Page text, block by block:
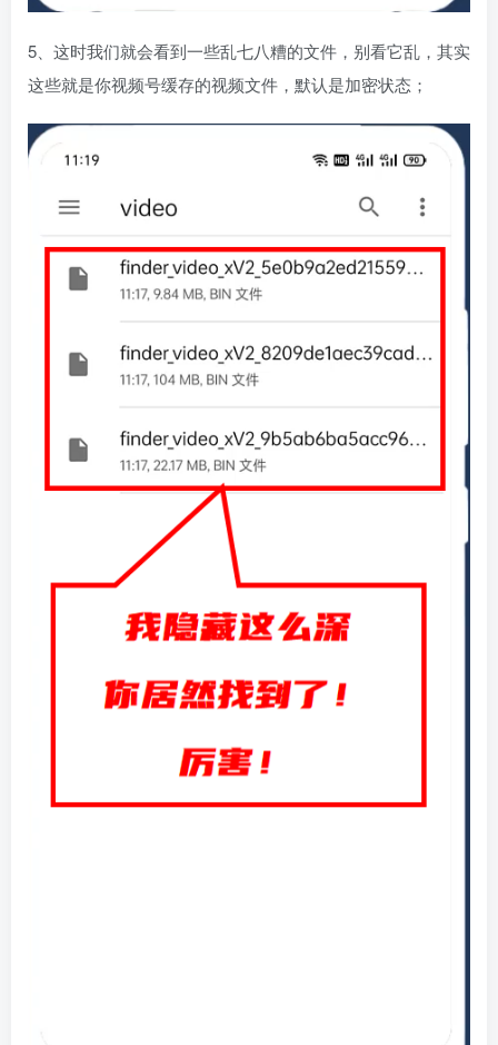
5、这时我们就会看到一些乱七八糟的文件，别看它乱，其实
这些就是你视频号缓存的视频文件，默认是加密状态；